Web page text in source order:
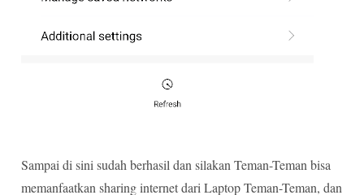
Sampai di sini sudah berhasil dan silakan Teman-Teman bisa
memanfaatkan sharing internet dari Laptop Teman-Teman, dan